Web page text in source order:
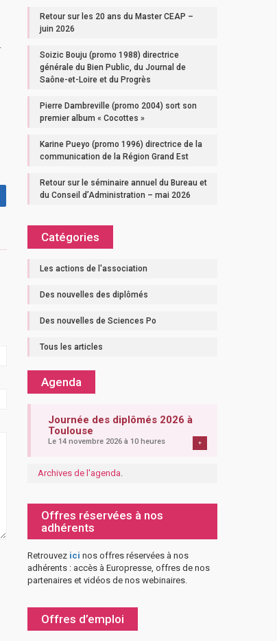
Retour sur les 20 ans du Master CEAP –
juin 2026
Soizic Bouju (promo 1988) directrice
générale du Bien Public, du Journal de
Saône-et-Loire et du Progrès
Pierre Dambreville (promo 2004) sort son
premier album « Cocottes »
Karine Pueyo (promo 1996) directrice de la
communication de la Région Grand Est
Retour sur le séminaire annuel du Bureau et
du Conseil d’Administration – mai 2026
Catégories
Les actions de l'association
Des nouvelles des diplômés
Des nouvelles de Sciences Po
Tous les articles
Agenda
Journée des diplômés 2026 à
Toulouse
Le 14 novembre 2026 à 10 heures +
Archives de l'agenda.
Offres réservées à nos
adhérents
Retrouvez ici nos offres réservées à nos
adhérents : accès à Europresse, offres de nos
partenaires et vidéos de nos webinaires.
Offres d’emploi